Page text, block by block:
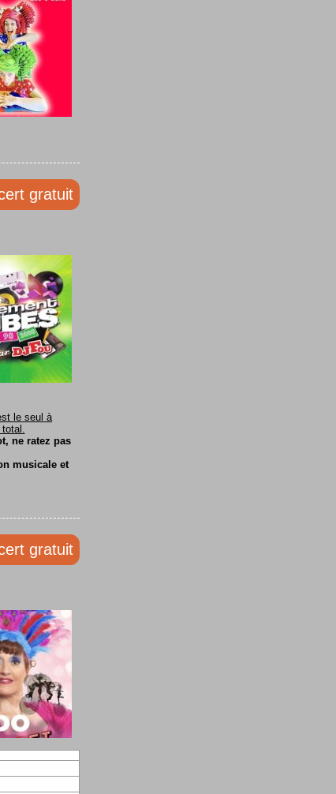
gratuit
le seul à
ne ratez pas
musicale et
gratuit